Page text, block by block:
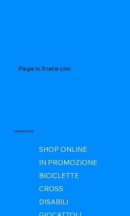
Paga in 3 rate con
CATALOGO
SHOP ONLINE
IN PROMOZIONE
BICICLETTE
CROSS
DISABILI